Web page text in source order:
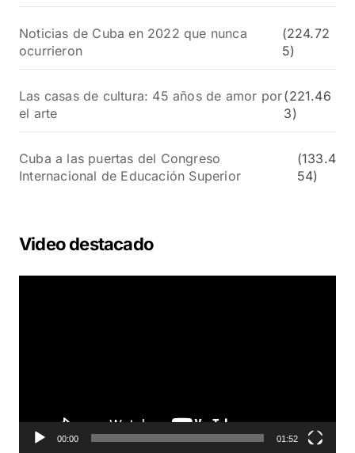
Noticias de Cuba en 2022 que nunca
ocurrieron
(224.72
5)
Las casas de cultura: 45 años de amor por
el arte
(221.46
3)
Cuba a las puertas del Congreso
Internacional de Educación Superior
(133.4
54)
Video destacado
t
00:00 01:52